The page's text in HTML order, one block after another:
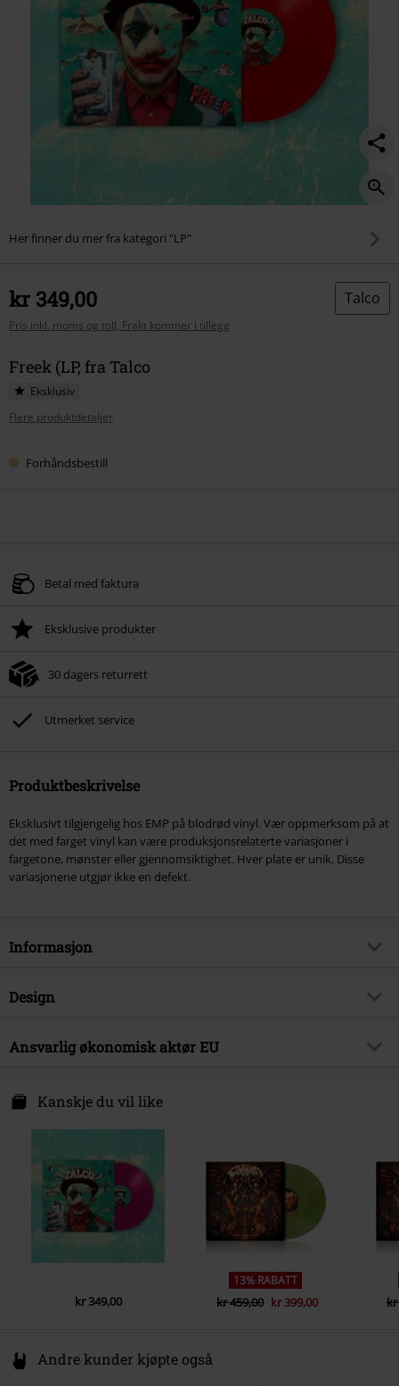
Her finner du mer fra kategori "LP"
kr 349,00
Pris inkl. moms og toll, Frakt kommer i tillegg
Talco
Freek (LP, fra Talco
Eksklusiv
Flere produktdetaljer
Forhåndsbestill
Betal med faktura
Eksklusive produkter
30 dagers returrett
Utmerket service
Produktbeskrivelse
Eksklusivt tilgjengelig hos EMP på blodrød vinyl. Vær oppmerksom på at
det med farget vinyl kan være produksjonsrelaterte variasjoner i
fargetone, mønster eller gjennomsiktighet. Hver plate er unik. Disse
variasjonene utgjør ikke en defekt.
Informasjon
Artikkelnummer
Musikksjanger
Ska
Produkt kategori
Band
Dato for offentliggjørelsen
Design
Produkttype
LP
Ansvarlig økonomisk aktør EU
Schlachthofstraße 36a
21079 Hamburg
Germany
Kanskje du vil like
kr 349,00
13% RABATT
kr 459,00 kr 399,00 kr
Andre kunder kjøpte også